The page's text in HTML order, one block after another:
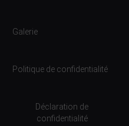
Galerie
Politique de confidentialité
Déclaration de
confidentialité